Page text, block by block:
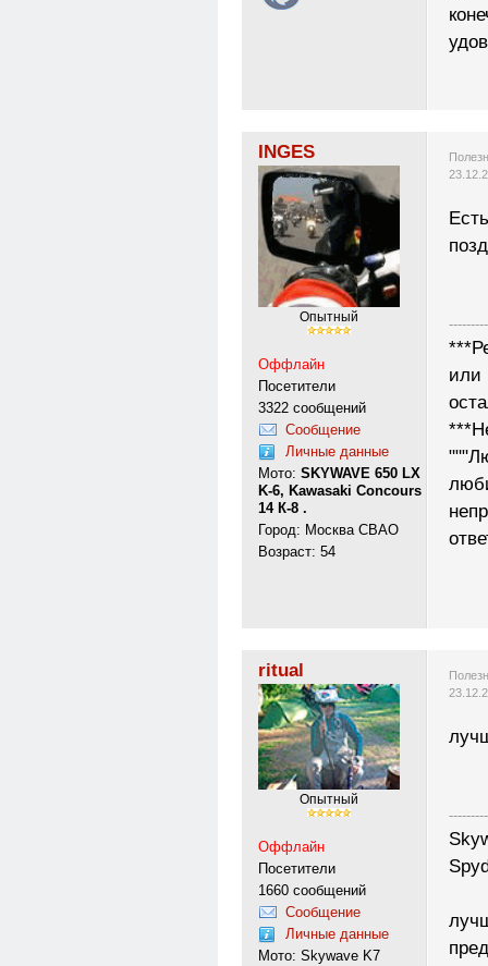
INGES
Опытный
Оффлайн
Посетители
3322 сообщений
Сообщение
Личные данные
Мото: SKYWAVE 650 LX
K-6, Kawasaki Concours
14 К-8 .
Город: Москва СВАО
Возраст: 54
или
ritual
Опытный
Оффлайн
Посетители
1660 сообщений
Сообщение
Личные данные
Мото: Skywave K7